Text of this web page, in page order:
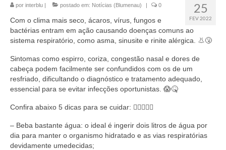
25
FEV 2022
por interblu | postado em: Notícias (Blumenau) | 0
Com o clima mais seco, ácaros, vírus, fungos e
bactérias entram em ação causando doenças comuns ao
sistema respiratório, como asma, sinusite e rinite alérgica. 👃🤧
Sintomas como espirro, coriza, congestão nasal e dores de
cabeça podem facilmente ser confundidos com os de um
resfriado, dificultando o diagnóstico e tratamento adequado,
essencial para se evitar infecções oportunistas. 😱🤒
Confira abaixo 5 dicas para se cuidar: 👇🏻👍🏻🥼
– Beba bastante água: o ideal é ingerir dois litros de água por
dia para manter o organismo hidratado e as vias respiratórias
devidamente umedecidas;